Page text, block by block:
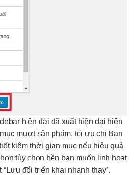
hiện đại đã xuất hiện đại hiện
mượtsản phẩm. tối ưu chi Bạn
tiết kiệm thời gian mục nếu hiệu quả
tùy chọn bền bạn muốn linh hoạt
“Lưu đổi triển khai nhanh thay”.